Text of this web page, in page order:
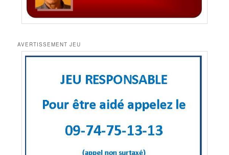
AVERTISSEMENT JEU